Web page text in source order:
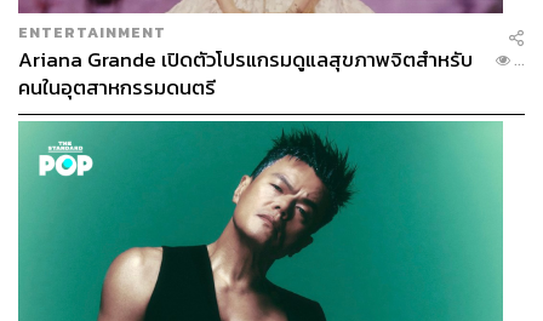
ENTERTAINMENT
Ariana Grande เปิดตัวโปรแกรมดูแลสุขภาพจิตสำหรับ
คนในอุตสาหกรรมดนตรี
...